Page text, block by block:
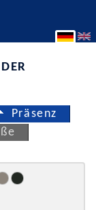
Präsenz